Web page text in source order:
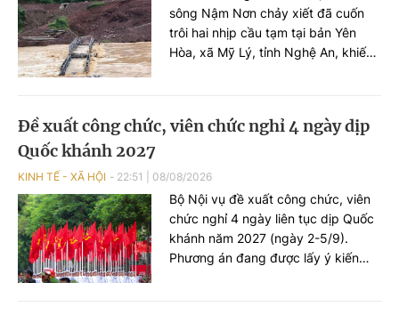
sông Nậm Nơn chảy xiết đã cuốn
trôi hai nhịp cầu tạm tại bản Yên
Hòa, xã Mỹ Lý, tỉnh Nghệ An, khiến
Đề xuất công chức, viên chức nghỉ 4 ngày dịp
Quốc khánh 2027
KINH TẾ - XÃ HỘI 22:51 08/08/2026
Bộ Nội vụ đề xuất công chức, viên
chức nghỉ 4 ngày liên tục dịp Quốc
khánh năm 2027 (ngày 2-5/9).
Phương án đang được lấy ý kiến